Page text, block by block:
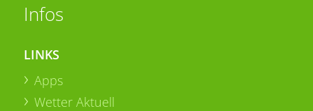
Infos
LINKS
Apps
Wetter Aktuell